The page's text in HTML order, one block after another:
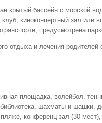
крытый бассейн с морской
киноконцертный зал или
предусмотрена
отдыха и лечения родителей
площадка, волейбол,
шахматы и шашки,
конференц-зал (30